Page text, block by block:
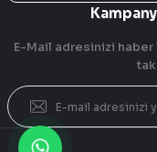
E-Mail adresinizi